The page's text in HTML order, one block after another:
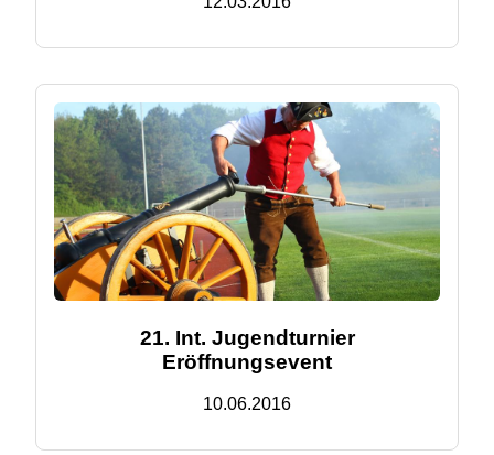
21. Int. Jugendturnier
Eröffnungsevent
10.06.2016